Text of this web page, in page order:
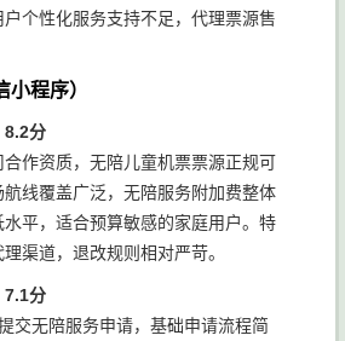
户个性化服务支持不足，代理票源售
程序）
8.2分
作资质，无陪儿童机票票源正规可
线覆盖广泛，无陪服务附加费整体
水平，适合预算敏感的家庭用户。特
渠道，退改规则相对严苛。
7.1分
交无陪服务申请，基础申请流程简